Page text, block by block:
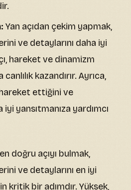
Yan açıdan çekim yapmak,
ve detaylarını daha iyi
hareket ve dinamizm
kazandırır. Ayrıca,
ettiğini ve
iyi yansıtmanıza yardımcı
doğru açıyı bulmak,
ve detaylarını en iyi
kritik bir adımdır. Yüksek,